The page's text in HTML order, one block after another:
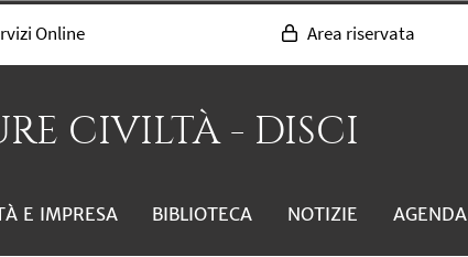
Online Area riservata
CIVILTÀ - DISCI
E IMPRESA BIBLIOTECA NOTIZIE AGENDA